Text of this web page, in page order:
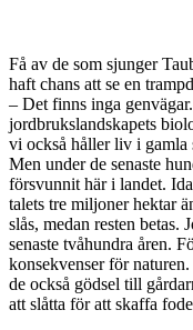
Få av de som sjunger
haft chans att se en
– Det finns inga
jordbrukslandskapets
vi också håller liv i gamla
Men under de senaste
försvunnit här i landet.
talets tre miljoner hektar
slås, medan resten betas.
senaste tvåhundra åren.
konsekvenser för
de också gödsel till
att slåtta för att skaffa